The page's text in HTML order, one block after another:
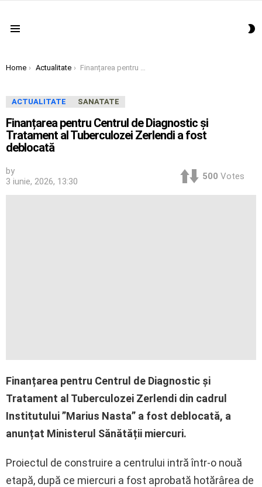
You are here:
Home Actualitate Finanțarea pentru Centrul de Diagnostic și Tratament al Tuberculozei Zerlendi a fost deblocată
ACTUALITATE SANATATE
Finanțarea pentru Centrul de Diagnostic și
Tratament al Tuberculozei Zerlendi a fost
deblocată
by
3 iunie, 2026, 13:30
500 Votes
Finanțarea pentru Centrul de Diagnostic și
Tratament al Tuberculozei Zerlendi din cadrul
Institutului ”Marius Nasta” a fost deblocată, a
anunțat Ministerul Sănătății miercuri.
Proiectul de construire a centrului intră într-o nouă
etapă, după ce miercuri a fost aprobată hotărârea de